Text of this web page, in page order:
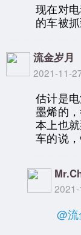
现在对
的车被
流金岁月
2021-11-
估计是
墨烯的
本上也
车的说
@流